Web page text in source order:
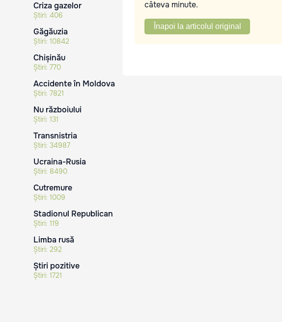
Criza gazelor
Știri: 406
Găgăuzia
Știri: 10842
Chișinău
Știri: 770
Accidente în Moldova
Știri: 7821
Nu războiului
Știri: 131
Transnistria
Știri: 34987
Ucraina-Rusia
Știri: 8490
Cutremure
Știri: 1009
Stadionul Republican
Știri: 119
Limba rusă
Știri: 292
Știri pozitive
Știri: 1721
câteva minute.
Înapoi la articolul original